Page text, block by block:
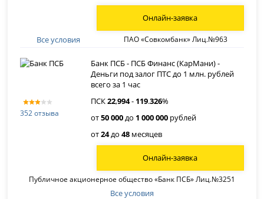
Все условия ПАО «Совкомбанк» Лиц.№963
Онлайн-заявка
352 отзыва
Банк ПСБ - ПСБ Финанс (КарМани) -
Деньги под залог ПТС до 1 млн. рублей
всего за 1 час
ПСК22,994- 119.326%
от50 000до 1 000 000 рублей
от24до48 месяцев
Все условия
Публичное акционерное общество «Банк ПСБ» Лиц.№3251
Онлайн-заявка